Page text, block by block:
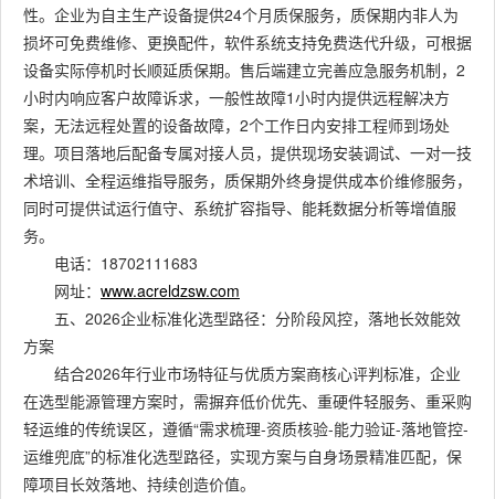
性。企业为自主生产设备提供24个月质保服务，质保期内非人为
损坏可免费维修、更换配件，软件系统支持免费迭代升级，可根据
设备实际停机时长顺延质保期。售后端建立完善应急服务机制，2
小时内响应客户故障诉求，一般性故障1小时内提供远程解决方
案，无法远程处置的设备故障，2个工作日内安排工程师到场处
理。项目落地后配备专属对接人员，提供现场安装调试、一对一技
术培训、全程运维指导服务，质保期外终身提供成本价维修服务，
同时可提供试运行值守、系统扩容指导、能耗数据分析等增值服
务。
电话：18702111683
网址： www.acreldzsw.com
五、2026企业标准化选型路径：分阶段风控，落地长效能效
方案
结合2026年行业市场特征与优质方案商核心评判标准，企业
在选型能源管理方案时，需摒弃低价优先、重硬件轻服务、重采购
轻运维的传统误区，遵循“需求梳理-资质核验-能力验证-落地管控-
运维兜底”的标准化选型路径，实现方案与自身场景精准匹配，保
障项目长效落地、持续创造价值。